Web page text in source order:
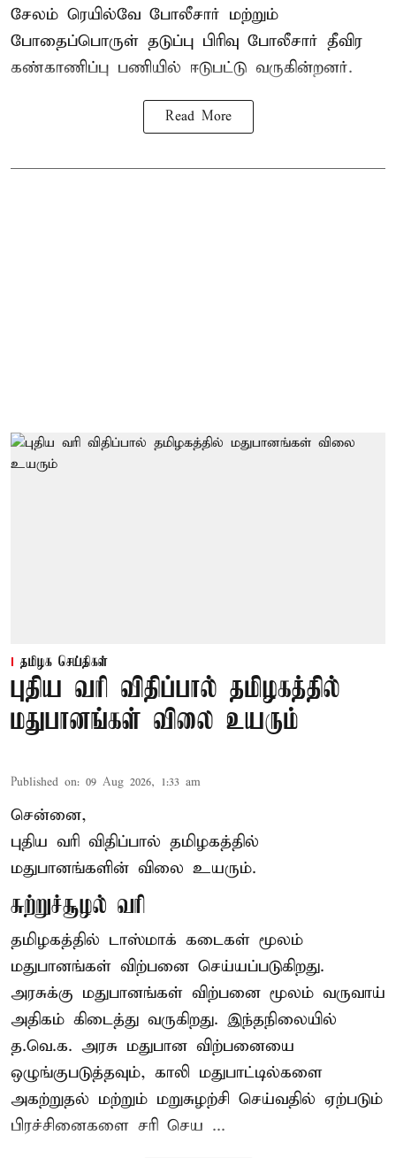
சேலம் ரெயில்வே போலீசார் மற்றும்
போதைப்பொருள் தடுப்பு பிரிவு போலீசார் தீவிர
கண்காணிப்பு பணியில் ஈடுபட்டு வருகின்றனர்.
Read More
தமிழக செய்திகள்
புதிய வரி விதிப்பால் தமிழகத்தில்
மதுபானங்கள் விலை உயரும்
Published on: 09 Aug 2026, 1:33 am
சென்னை,
புதிய வரி விதிப்பால் தமிழகத்தில்
மதுபானங்களின் விலை உயரும்.
சுற்றுச்சூழல் வரி
தமிழகத்தில் டாஸ்மாக் கடைகள் மூலம்
மதுபானங்கள் விற்பனை செய்யப்படுகிறது.
அரசுக்கு மதுபானங்கள் விற்பனை மூலம் வருவாய்
அதிகம் கிடைத்து வருகிறது. இந்தநிலையில்
த.வெ.க. அரசு மதுபான விற்பனையை
ஒழுங்குபடுத்தவும், காலி மதுபாட்டில்களை
அகற்றுதல் மற்றும் மறுசுழற்சி செய்வதில் ஏற்படும்
பிரச்சினைகளை சரி செய ...